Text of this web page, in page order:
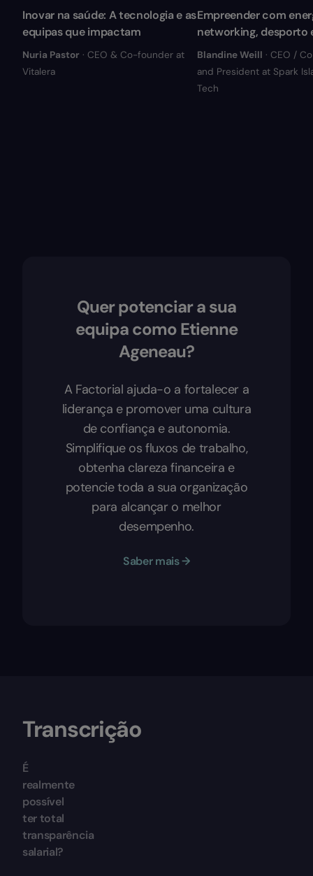
Inovar na saúde: A tecnologia e as
equipas que impactam
Nuria Pastor · CEO & Co-founder at
Vitalera
Empreender com
networking, desporto
Blandine Weill · CEO /
and President at Spark
Tech
Quer potenciar a sua
equipa como Etienne
Ageneau?
A Factorial ajuda-o a fortalecer a
liderança e promover uma cultura
de confiança e autonomia.
Simplifique os fluxos de trabalho,
obtenha clareza financeira e
potencie toda a sua organização
para alcançar o melhor
desempenho.
Saber mais →
Transcrição
É
realmente
possível
ter total
transparência
salarial?